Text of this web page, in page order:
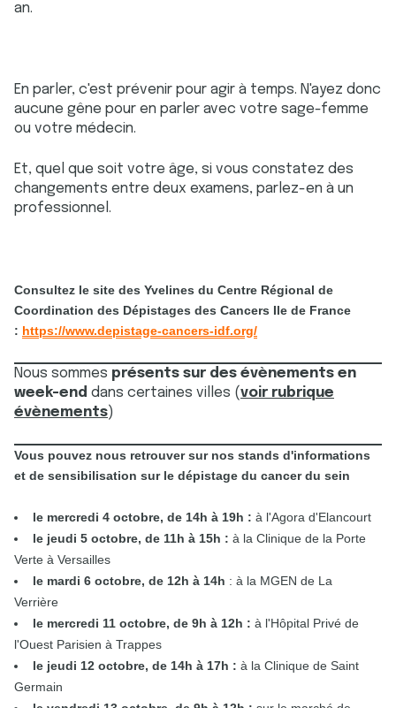
an.
En parler, c'est prévenir pour agir à temps. N'ayez donc
aucune gêne pour en parler avec votre sage-femme
ou votre médecin.
Et, quel que soit votre âge, si vous constatez des
changements entre deux examens, parlez-en à un
professionnel.
Consultez le site des Yvelines du Centre Régional de
Coordination des Dépistages des Cancers Ile de France
: https://www.depistage-cancers-idf.org/
Nous sommes présents sur des évènements en
week-end dans certaines villes (voir rubrique
évènements)
Vous pouvez nous retrouver sur nos stands d'informations
et de sensibilisation sur le dépistage du cancer du sein
le mercredi 4 octobre, de 14h à 19h : à l'Agora d'Elancourt
le jeudi 5 octobre, de 11h à 15h : à la Clinique de la Porte
Verte à Versailles
le mardi 6 octobre, de 12h à 14h : à la MGEN de La
Verrière
le mercredi 11 octobre, de 9h à 12h : à l'Hôpital Privé de
l'Ouest Parisien à Trappes
le jeudi 12 octobre, de 14h à 17h : à la Clinique de Saint
Germain